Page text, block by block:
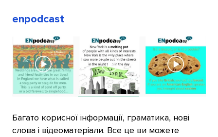
enpodcast
Багато корисної інформації, граматика, нові
слова і відеоматеріали. Все це ви можете